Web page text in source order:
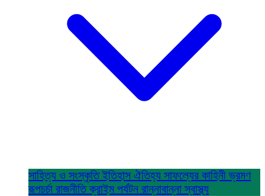
সাহিত্য ও সংস্কৃতিইতিহাস ঐতিহ্য সাফল্যের কাহিনীভ্রমণ
রূপচর্চা রাজনীতিক্রাইম পর্যটন রান্নাবান্নাস্বাস্থ্য